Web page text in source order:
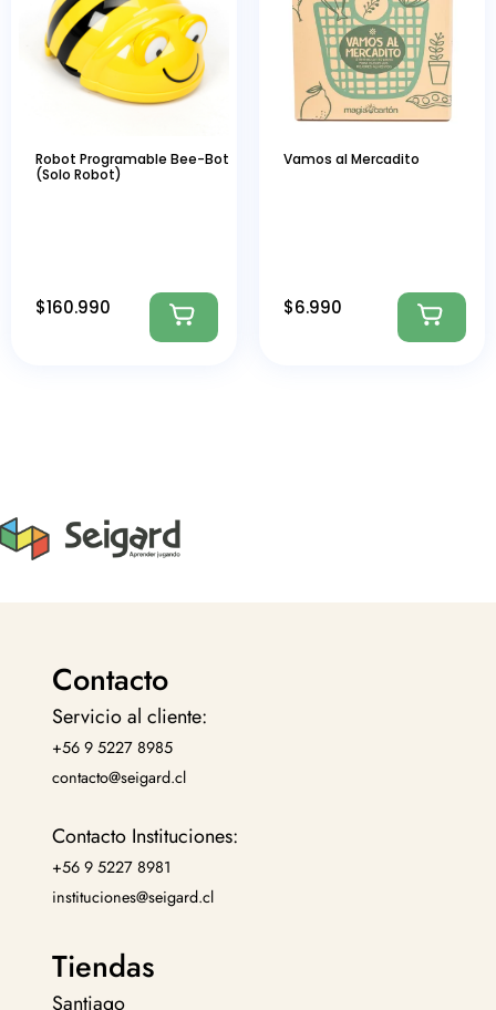
Robot Programable Bee-Bot
(Solo Robot)
$160.990
Vamos al Mercadito
$6.990
Contacto
Servicio al cliente:
+56 9 5227 8985
contacto@seigard.cl
Contacto Instituciones:
+56 9 5227 8981
instituciones@seigard.cl
Tiendas
Santiago